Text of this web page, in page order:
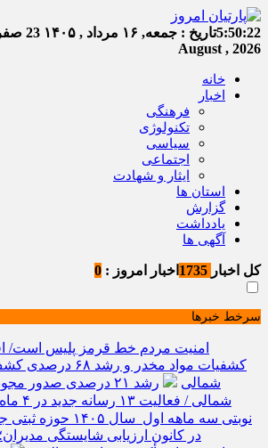
5:50:23تاریخ : جمعه, ۱۶ مرداد , ۱۴۰۵ 23 صفر 1448
August , 2026
خانه
اخبار
فرهنگی
تکنولوژی
سیاسی
اجتماعی
ایثار و شهادت
استان ها
گزارش
یادداشت
آگهی ها
کل اخبار اخبار امروز : 0
سرخط خبرها
کشفیات مواد مخدر
شمالی
رشد ۲۱ درصدی صدور
شمالی / فعالیت ۱۳ رسانه جدید در ۴ ماه نخست سال
نوبتی سه ماهه اول سال ۱۴۰۵ حوزه ثبتی جاجرم
در کانون ارزیابی شایستگی